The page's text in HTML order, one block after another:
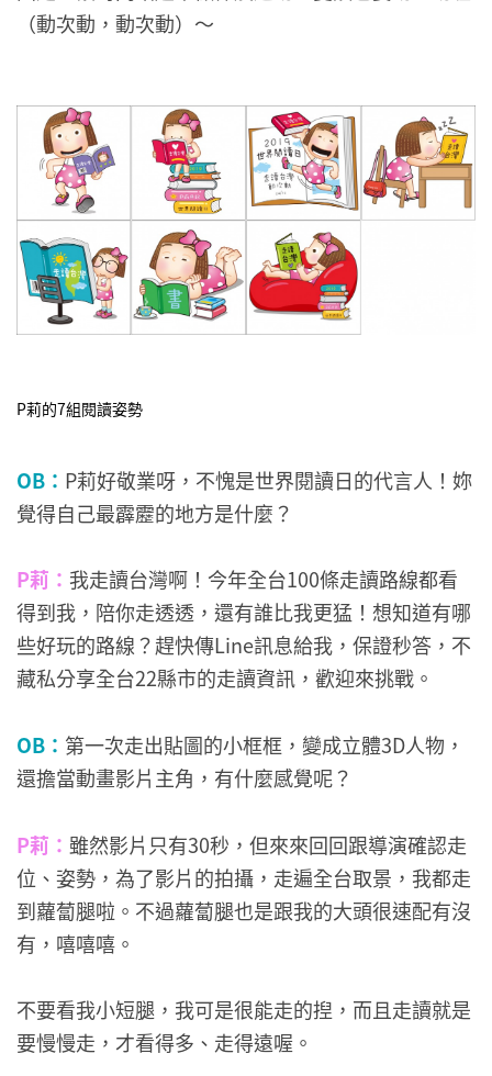
（動次動，動次動）～
P莉的7組閱讀姿勢
OB： P莉好敬業呀，不愧是世界閱讀日的代言人！妳
覺得自己最霹靂的地方是什麼？
P莉： 我走讀台灣啊！今年全台100條走讀路線都看
得到我，陪你走透透，還有誰比我更猛！想知道有哪
些好玩的路線？趕快傳Line訊息給我，保證秒答，不
藏私分享全台22縣市的走讀資訊，歡迎來挑戰。
OB： 第一次走出貼圖的小框框，變成立體3D人物，
還擔當動畫影片主角，有什麼感覺呢？
P莉： 雖然影片只有30秒，但來來回回跟導演確認走
位、姿勢，為了影片的拍攝，走遍全台取景，我都走
到蘿蔔腿啦。不過蘿蔔腿也是跟我的大頭很速配有沒
有，嘻嘻嘻。
不要看我小短腿，我可是很能走的揑，而且走讀就是
要慢慢走，才看得多、走得遠喔。